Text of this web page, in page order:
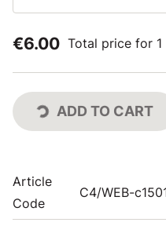
€6.00 Total price for 1
ADD TO CART
Article
Code
C4/WEB-